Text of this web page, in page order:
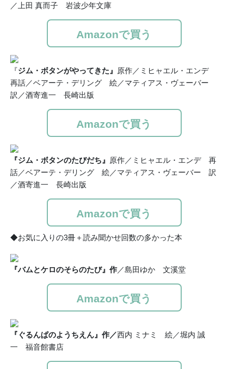
／上田 真而子 岩波少年文庫
Amazonで買う
『ジム・ボタンがやってきた』 原作／ミヒャエル・エンデ
再話／ベアーテ・デリング 絵／マティアス・ヴェーバー
訳／酒寄進一 長崎出版
Amazonで買う
『ジム・ボタンのたびだち』 原作／ミヒャエル・エンデ 再
話／ベアーテ・デリング 絵／マティアス・ヴェーバー 訳
／酒寄進一 長崎出版
Amazonで買う
◆お気に入りの3冊＋読み聞かせ回数の多かった本
『バムとケロのそらのたび』作／島田ゆか 文溪堂
Amazonで買う
『ぐるんぱのようちえん』作／西内 ミナミ 絵／堀内 誠
一 福音館書店